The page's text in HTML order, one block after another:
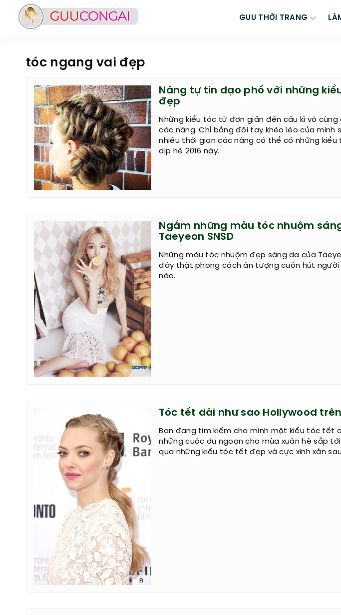
GUU THỜI TRANG
tóc ngang vai đẹp
Nàng tự tin dạo phố với những
đẹp
Những kiểu tóc từ đơn giản đến cầu kì vô cùng
các nàng. Chỉ bằng đôi tay khéo léo của mình
nhiều thời gian các nàng có thể có những kiểu
dịp hè 2016 này.
Ngắm những màu tóc nhuộm
Taeyeon SNSD
Những màu tóc nhuộm đẹp sáng da của
đây thật phong cách ấn tượng cuốn hút người
nào.
Tóc tết dài như sao Hollywood
Bạn đang tìm kiếm cho mình một kiểu tóc tết
những cuộc du ngoạn cho mùa xuân hè sắp
qua những kiểu tóc tết đẹp và cực xinh xắn